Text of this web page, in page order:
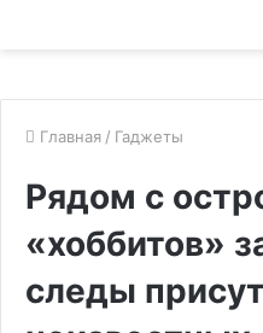
Главная / Гаджеты
Рядом с
«хоббитов»
следы